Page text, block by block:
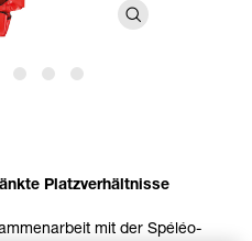
Platzverhältnisse
mit der Spéléo-